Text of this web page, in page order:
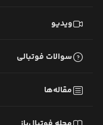
ویدیو
سوالات فوتبالی
مقاله‌ها